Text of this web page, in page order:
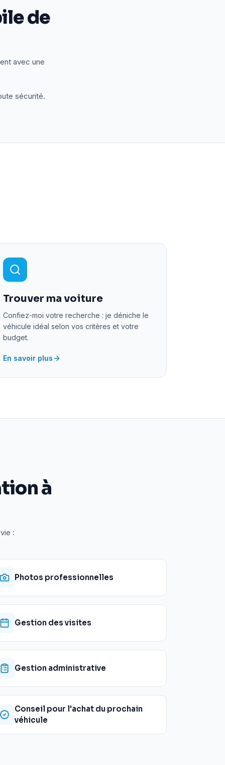
de
avec une
sécurité.
Trouver ma voiture
Confiez-moi votre recherche : je déniche le
véhicule idéal selon vos critères et votre
budget.
En savoir plus
à
:
Photos professionnelles
Gestion des visites
Gestion administrative
Conseil pour l'achat du prochain
véhicule